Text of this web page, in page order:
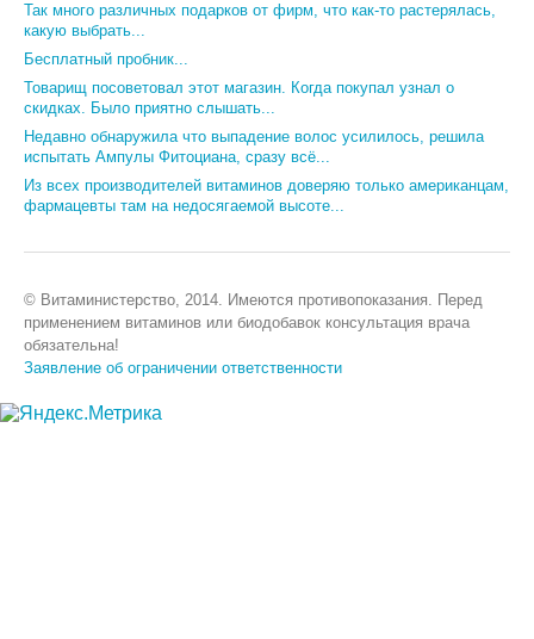
Так много различных подарков от фирм, что как-то растерялась,
какую выбрать...
Бесплатный пробник...
Товарищ посоветовал этот магазин. Когда покупал узнал о
скидках. Было приятно слышать...
Недавно обнаружила что выпадение волос усилилось, решила
испытать Ампулы Фитоциана, сразу всё...
Из всех производителей витаминов доверяю только американцам,
фармацевты там на недосягаемой высоте...
© Витаминистерство, 2014. Имеются противопоказания. Перед
применением витаминов или биодобавок консультация врача
обязательна!
Заявление об ограничении ответственности